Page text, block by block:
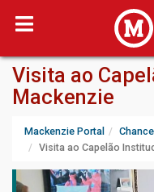
Visita ao
Mackenzie
Mackenzie Portal
Visita ao Capelão